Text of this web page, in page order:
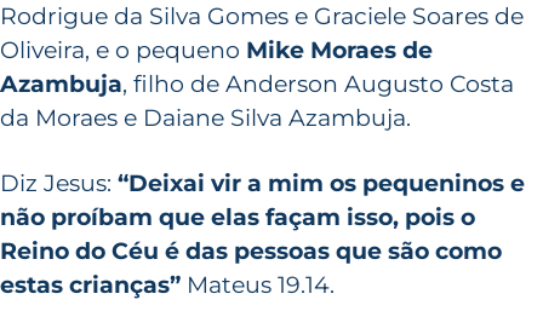
Rodrigue da Silva Gomes e Graciele Soares de
Oliveira, e o pequeno Mike Moraes de
Azambuja, filho de Anderson Augusto Costa
da Moraes e Daiane Silva Azambuja.
Diz Jesus: “Deixai vir a mim os pequeninos e
não proíbam que elas façam isso, pois o
Reino do Céu é das pessoas que são como
estas crianças” Mateus 19.14.